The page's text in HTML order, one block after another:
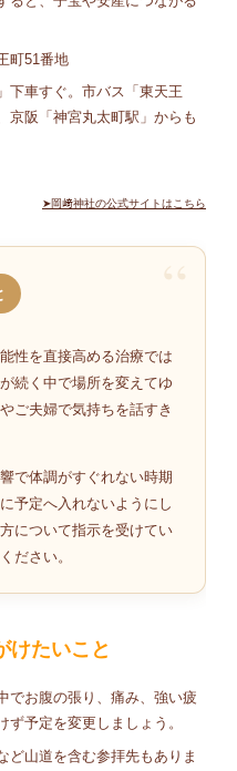
町51番地
下車すぐ。市バス「東天王
京阪「神宮丸太町駅」からも
➤岡﨑神社の公式サイトはこちら
性を直接高める治療では
続く中で場所を変えてゆ
ご夫婦で気持ちを話すき
で体調がすぐれない時期
予定へ入れないようにし
について指示を受けてい
ださい。
けたいこと
でお腹の張り、痛み、強い疲
予定を変更しましょう。
ど山道を含む参拝先もありま